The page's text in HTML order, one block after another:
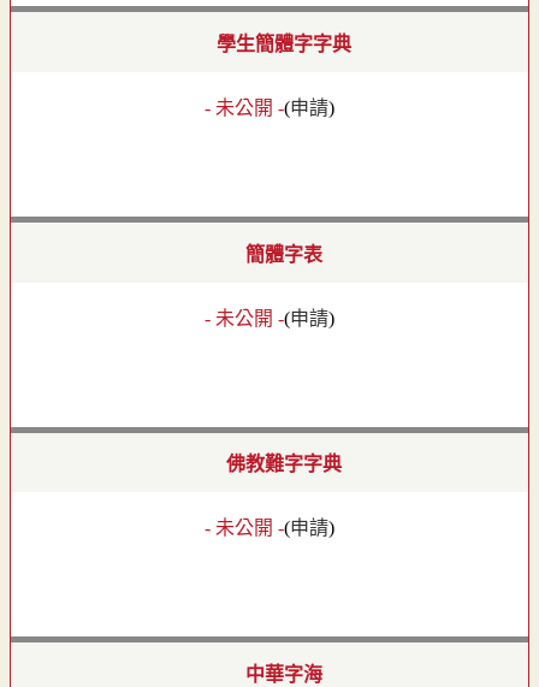
學生簡體字字典
- 未公開 -(申請)
簡體字表
- 未公開 -(申請)
佛教難字字典
- 未公開 -(申請)
中華字海